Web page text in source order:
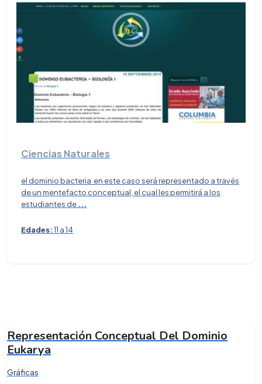
Ciencias Naturales
el dominio bacteria en este caso será representado a través
de un mentefacto conceptual, el cual les permitirá a los
estudiantes de ...
Edades:11 a 14
Representación Conceptual Del Dominio
Eukarya
Gráficas